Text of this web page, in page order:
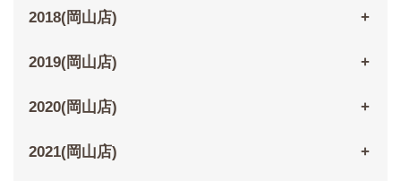
2018(岡山店)
2019(岡山店)
2020(岡山店)
2021(岡山店)